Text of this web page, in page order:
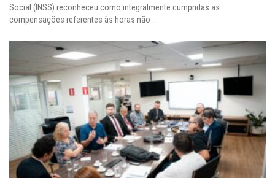
Social (INSS) reconheceu como integralmente cumpridas as
compensações referentes às horas não ...